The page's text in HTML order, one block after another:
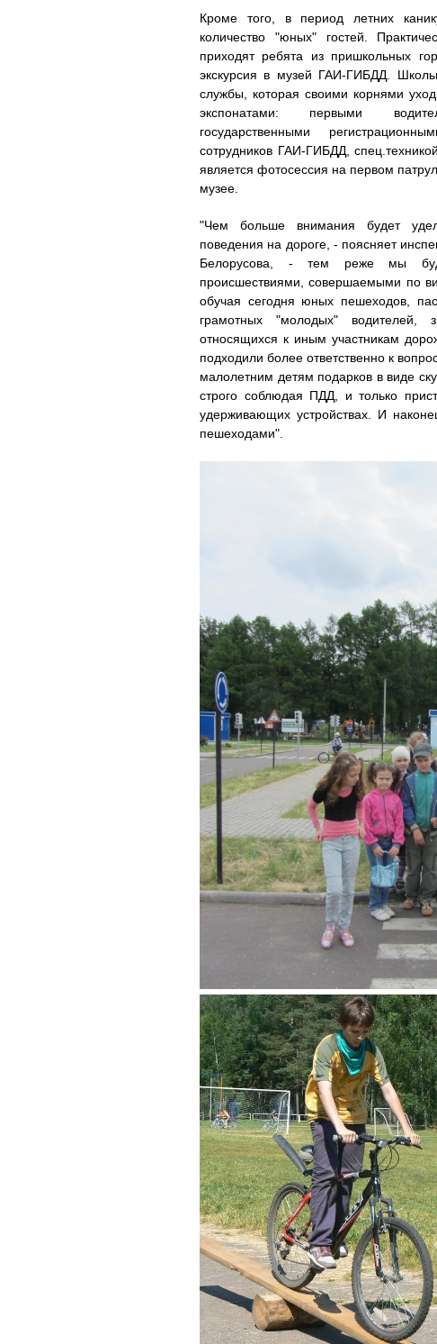
Кроме того, в период летних
количество "юных" гостей.
приходят ребята из пришкольных
экскурсия в музей ГАИ-ГИБДД.
службы, которая своими корнями
экспонатами: первыми
государственными
сотрудников ГАИ-ГИБДД,
является фотосессия на первом
музее.
"Чем больше внимания будет
поведения на дороге, - поясняет
Белорусова, - тем реже мы
происшествиями, совершаемыми по
обучая сегодня юных пешеходов,
грамотных "молодых"
относящихся к иным участникам
подходили более ответственно к
малолетним детям подарков в виде
строго соблюдая ПДД, и только
удерживающих устройствах. И
пешеходами".